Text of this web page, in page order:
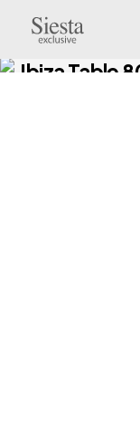
Ibiza Table